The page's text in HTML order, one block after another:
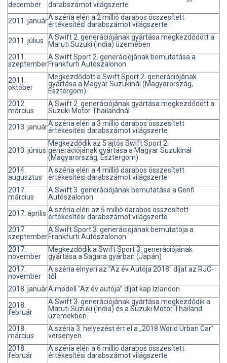
december
darabszámot világszerte
2011. januárA széria eléri a 2 millió darabos összesített
értékesítési darabszámot világszerte
2011. július
A Swift 2. generációjának gyártása megkezdődött a
Maruti Suzuki (India) üzemében
2011.
szeptember
A Swift Sport 2. generációjának bemutatása a
Frankfurti Autószalonon
2011.
október
Megkezdődött a Swift Sport 2. generációjának
gyártása a Magyar Suzukinál (Magyarország,
Esztergom)
2012.
március
A Swift 2. generációjának gyártása megkezdődött a
Suzuki Motor Thailandnál
2013. januárA széria eléri a 3 millió darabos összesített
értékesítési darabszámot világszerte
2013. június
Megkezdődik az 5 ajtós Swift Sport 2.
generációjának gyártása a Magyar Suzukinál
(Magyarország, Esztergom)
2014.
augusztus
A széria eléri a 4 millió darabos összesített
értékesítési darabszámot világszerte
2017.
március
A Swift 3. generációjának bemutatása a Genfi
Autószalonon
2017. április A széria eléri az 5 millió darabos összesített
értékesítési darabszámot világszerte
2017.
szeptember
A Swift Sport 3. generációjának bemutatója a
Frankfurti Autószalonon
2017.
november
Megkezdődik a Swift Sport 3. generációjának
gyártása a Sagara gyárban (Japán)
2017.
november
A széria elnyeri az "Az év Autója 2018" díjat az RJC-
től.
2018. januárA modell "Az év autója” díjat kap Izlandon
2018.
február
A Swift 3. generációjának gyártása megkezdődik a
Maruti Suzuki (India) és a Suzuki Motor Thailand
üzemekben.
2018.
március
A széria 3. helyezést ért el a „2018 World Urban Car”
versenyen.
2018.
február
A széria eléri a 6 millió darabos összesített
értékesítési darabszámot világszerte